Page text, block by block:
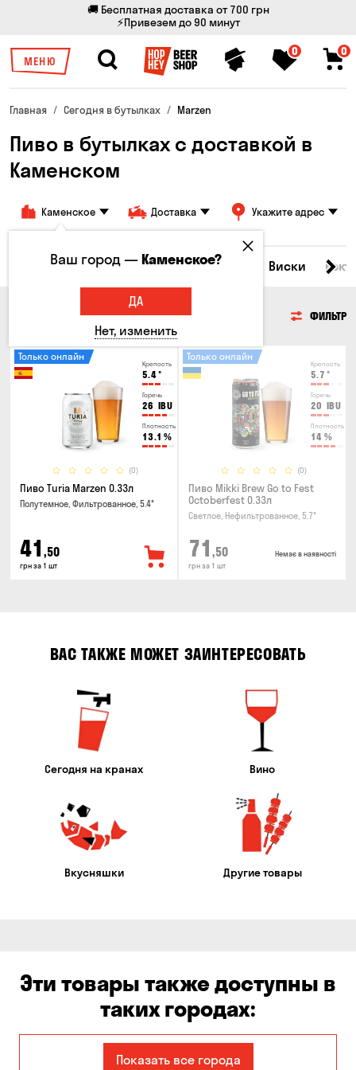
🚚 Бесплатная доставка от 700 грн
⚡Привезем до 90 минут
МЕНЮ
0 0
Главная Сегодня в бутылках Marzen
Пиво в бутылках с доставкой в
Каменском
Каменское Доставка Укажите адрес
Все товары Пиво Сидр Виски
ФИЛЬТР
Крепость
5.4°
Горечь
26 IBU
Плотность
13.1 %
(0)
Только онлайн
Пиво Turia Marzen 0.33л
Полутемное, Фильтрованное, 5.4°
41 ,50
грн за 1 шт
Крепость
5.7 °
Горечь
20 IBU
Плотность
14 %
(0)
Только онлайн
Пиво Mikki Brew Go to Fest
Octoberfest 0.33л
Светлое, Нефильтрованное, 5.7°
71 ,50
грн за 1 шт
Немає в наявності
ВАС ТАКЖЕ МОЖЕТ ЗАИНТЕРЕСОВАТЬ
Сегодня на кранах Вино
Вкусняшки Другие товары
Эти товары также доступны в
таких городах:
АлександровкаПоказать все города
Ваш город —Каменское?
ДА
Нет, изменить